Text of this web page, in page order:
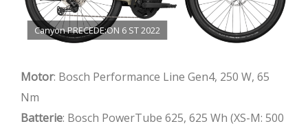
Canyon PRECEDE:ON 6 ST 2022
Motor: Bosch Performance Line Gen4, 250 W, 65
Nm
Batterie: Bosch PowerTube 625, 625 Wh (XS-M: 500